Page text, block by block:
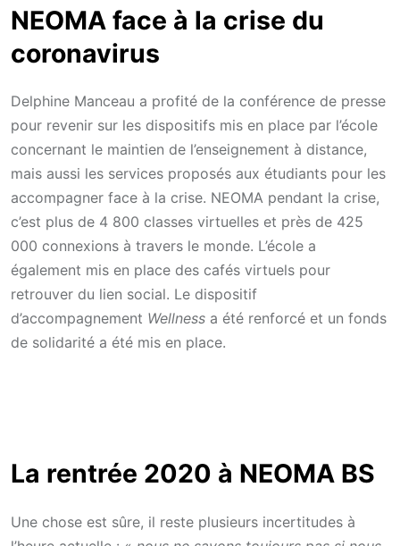
NEOMA face à la crise du
coronavirus
Delphine Manceau a profité de la conférence de presse
pour revenir sur les dispositifs mis en place par l’école
concernant le maintien de l’enseignement à distance,
mais aussi les services proposés aux étudiants pour les
accompagner face à la crise. NEOMA pendant la crise,
c’est plus de 4 800 classes virtuelles et près de 425
000 connexions à travers le monde. L’école a
également mis en place des cafés virtuels pour
retrouver du lien social. Le dispositif
d’accompagnement Wellness a été renforcé et un fonds
de solidarité a été mis en place.
La rentrée 2020 à NEOMA BS
Une chose est sûre, il reste plusieurs incertitudes à